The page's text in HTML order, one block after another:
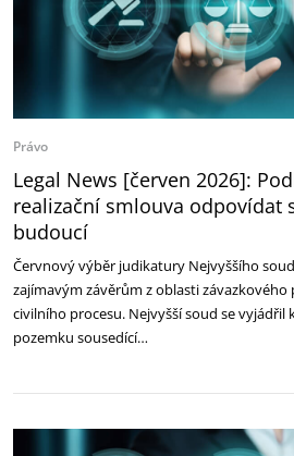
Právo
Legal News [červen 2026]:
realizační smlouva odpovídat
budoucí
Červnový výběr judikatury Nejvyššího
zajímavým závěrům z oblasti
civilního procesu. Nejvyšší soud se vyjádřil
pozemku sousedící…